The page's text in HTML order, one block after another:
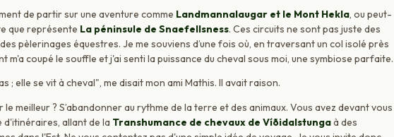
de partir sur une aventure comme Landmannalaugar et le Mont Hekla, ou peut-
que représente La péninsule de Snaefellsness. Ces circuits ne sont pas juste des
pèlerinages équestres. Je me souviens d’une fois où, en traversant un col isolé près
m'a coupé le souffle et j'ai senti la puissance du cheval sous moi, une symbiose parfaite.
; elle se vit à cheval", me disait mon ami Mathis. Il avait raison.
meilleur ? S’abandonner au rythme de la terre et des animaux. Vous avez devant vous
allant de la Transhumance de chevaux de Víðidalstungaà des